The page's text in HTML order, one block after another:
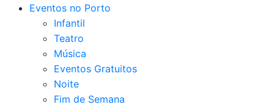
Eventos no Porto
Infantil
Teatro
Música
Eventos Gratuitos
Noite
Fim de Semana